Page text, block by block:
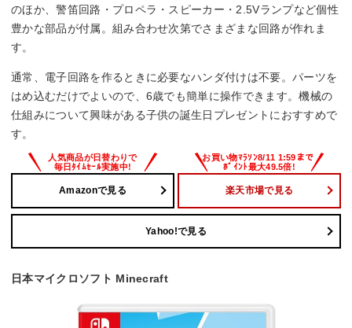
のほか、警笛回路・プロペラ・スピーカー・2.5Vランプなど個性
豊かな部品が付属。組み合わせ次第でさまざまな回路が作れま
す。
通常、電子回路を作るときに必要なハンダ付けは不要。パーツを
はめ込むだけでよいので、6歳でも簡単に操作できます。機械の
仕組みについて興味がある子供の誕生日プレゼントにおすすめで
す。
Amazonで見る 楽天市場で見る
Yahoo!で見る
日本マイクロソフト Minecraft